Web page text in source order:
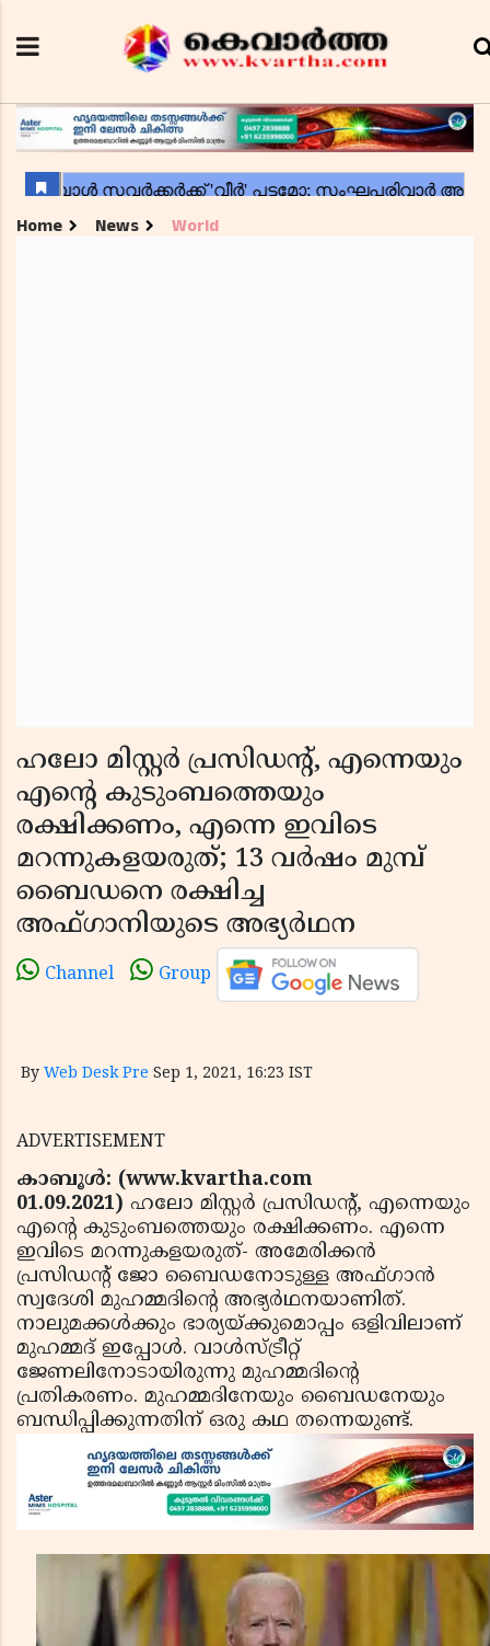
Home News World
ഹലോ മിസ്റ്റര്‍ പ്രസിഡന്റ്, എന്നെയും
എന്റെ കുടുംബത്തെയും
രക്ഷിക്കണം, എന്നെ ഇവിടെ
മറന്നുകളയരുത്; 13 വര്‍ഷം മുമ്പ്
ബൈഡനെ രക്ഷിച്ച
അഫ്ഗാനിയുടെ അഭ്യര്‍ഥന
Channel Group
By Web Desk Pre Sep 1, 2021, 16:23 IST
ADVERTISEMENT
കാബൂള്‍: (www.kvartha.com
01.09.2021) ഹലോ മിസ്റ്റര്‍ പ്രസിഡന്റ്, എന്നെയും
എന്റെ കുടുംബത്തെയും രക്ഷിക്കണം. എന്നെ
ഇവിടെ മറന്നുകളയരുത്- അമേരിക്കന്‍
പ്രസിഡന്റ് ജോ ബൈഡനോടുള്ള അഫ്ഗാന്‍
സ്വദേശി മുഹമ്മദിന്റെ അഭ്യര്‍ഥനയാണിത്.
നാലുമക്കള്‍ക്കും ഭാര്യയ്ക്കുമൊപ്പം ഒളിവിലാണ്
മുഹമ്മദ് ഇപ്പോള്‍. വാള്‍സ്ട്രീറ്റ്
ജേണലിനോടായിരുന്നു മുഹമ്മദിന്റെ
പ്രതികരണം. മുഹമ്മദിനേയും ബൈഡനേയും
ബന്ധിപ്പിക്കുന്നതിന് ഒരു കഥ തന്നെയുണ്ട്.